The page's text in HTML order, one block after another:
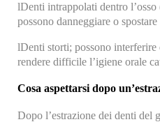
lDenti intrappolati dentro
possono danneggiare o
lDenti storti; possono
rendere difficile l’igiene orale
Cosa aspettarsi dopo
Dopo l’estrazione dei denti del